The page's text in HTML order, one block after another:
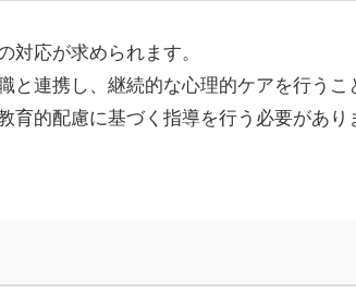
対応が求められます。
連携し、継続的な心理的ケアを行うこ
的配慮に基づく指導を行う必要があり